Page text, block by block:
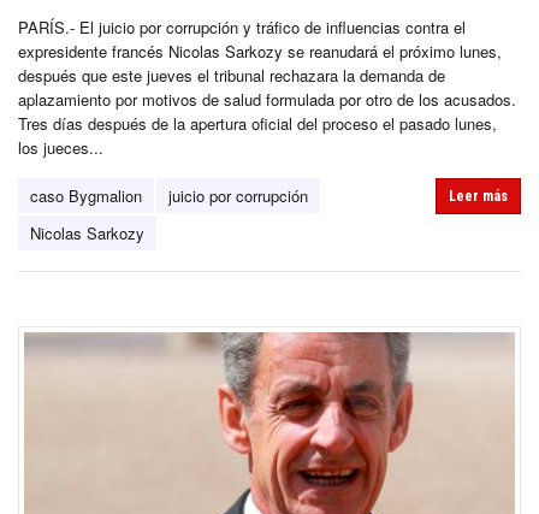
PARÍS.- El juicio por corrupción y tráfico de influencias contra el
expresidente francés Nicolas Sarkozy se reanudará el próximo lunes,
después que este jueves el tribunal rechazara la demanda de
aplazamiento por motivos de salud formulada por otro de los acusados.
Tres días después de la apertura oficial del proceso el pasado lunes,
los jueces...
caso Bygmalion
juicio por corrupción
Nicolas Sarkozy
Leer más